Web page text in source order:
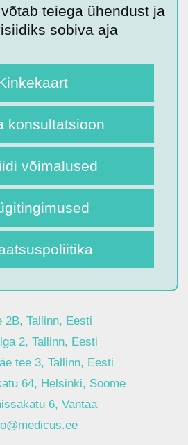
teiega ühendust ja
sobiva aja
konsultatsioon
võimalused
2B, Tallinn, Eesti
2, Tallinn, Eesti
tee 3, Tallinn, Eesti
64, Helsinki, Soome
6, Vantaa